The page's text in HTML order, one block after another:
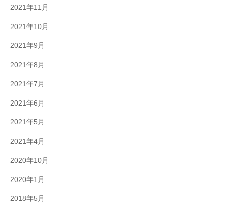
2021年11月
2021年10月
2021年9月
2021年8月
2021年7月
2021年6月
2021年5月
2021年4月
2020年10月
2020年1月
2018年5月